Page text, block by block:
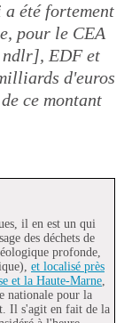
a été fortement
pour le CEA
ndlr], EDF et
d'euros
ce montant
il en est un qui
des déchets de
profonde,
et localisé près
et la Haute-Marne,
nationale pour la
Il s'agit en fait de la